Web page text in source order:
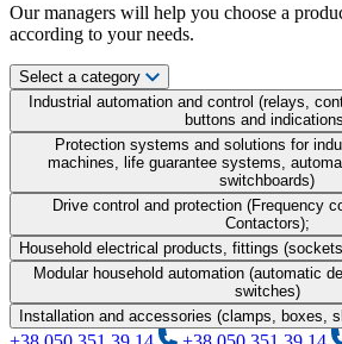
Our managers will help you choose a
according to your needs.
Select a category
Industrial automation and control (relays,
buttons and
Protection systems and solutions for
machines, life guarantee systems,
switchboards)
Drive control and protection (Frequency
Contactors);
Household electrical products, fittings
Modular household automation (automatic
switches)
Installation and accessories (clamps, boxes,